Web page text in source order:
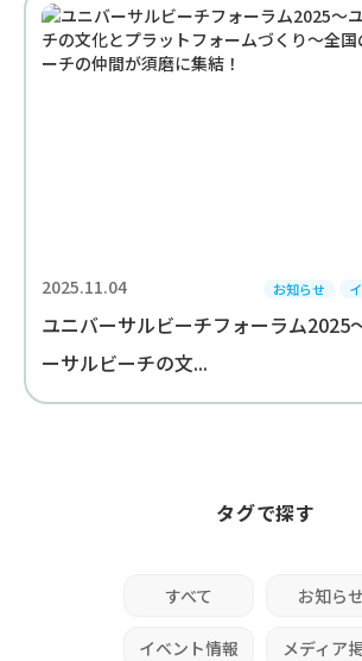
2025.11.04 お知らせ
ユニバーサルビーチフォーラム2025
ーサルビーチの文...
タグで探す
すべて お知らせ
イベント情報 メディア